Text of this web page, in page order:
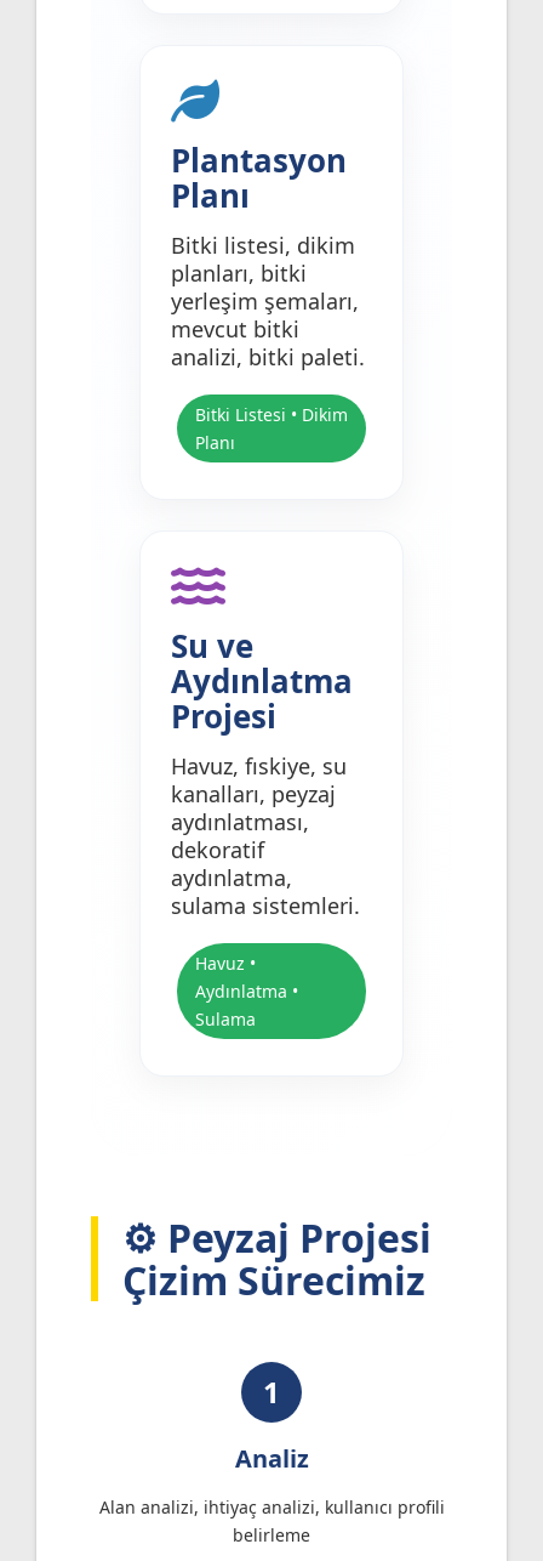
Plantasyon
Planı
Bitki listesi, dikim
planları, bitki
yerleşim şemaları,
mevcut bitki
analizi, bitki paleti.
Bitki Listesi • Dikim
Planı
Su ve
Aydınlatma
Projesi
Havuz, fıskiye, su
kanalları, peyzaj
aydınlatması,
dekoratif
aydınlatma,
sulama sistemleri.
Havuz •
Aydınlatma •
Sulama
⚙️ Peyzaj Projesi
Çizim Sürecimiz
1
Analiz
Alan analizi, ihtiyaç analizi, kullanıcı profili
belirleme